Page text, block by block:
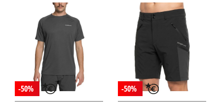
-50% -50%